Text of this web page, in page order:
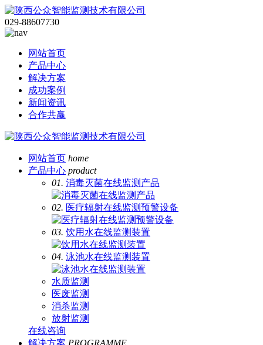
029-88607730
网站首页
产品中心
解决方案
成功案例
新闻资讯
合作共赢
网站首页 home
产品中心 product
01. 消毒灭菌在线监测产品
02. 医疗辐射在线监测预警设备
03. 饮用水在线监测装置
04. 泳池水在线监测装置
水质监测
医废监测
消杀监测
放射监测
在线咨询
解决方案 PROGRAMME